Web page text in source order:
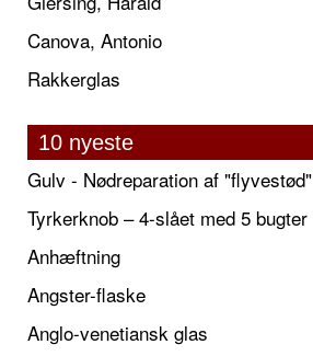
Canova, Antonio
Rakkerglas
10 nyeste
Gulv - Nødreparation af "flyvestød"
Tyrkerknob – 4-slået med 5 bugter
Anhæftning
Angster-flaske
Anglo-venetiansk glas